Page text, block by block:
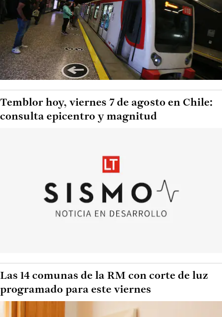
Temblor hoy, viernes 7 de agosto en Chile:
consulta epicentro y magnitud
Las 14 comunas de la RM con corte de luz
programado para este viernes